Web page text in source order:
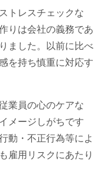
トレスチェックな
りは会社の義務であ
ました。以前に比べ
を持ち慎重に対応す
業員の心のケアな
メージしがちです
動・不正行為等によ
雇用リスクにあたり